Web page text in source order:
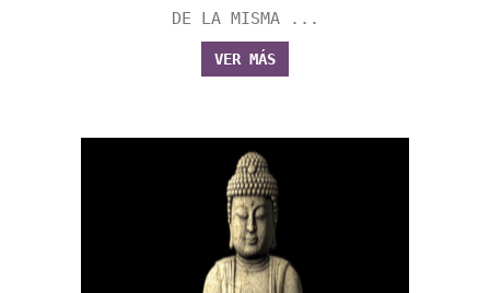
DE LA MISMA ...
VER MÁS